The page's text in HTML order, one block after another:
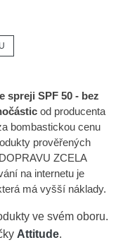
spreji SPF 50 - bez
od producenta
bombastickou cenu
prověřených
ZCELA
na internetu je
má vyšší náklady.
ve svém oboru.
Attitude.